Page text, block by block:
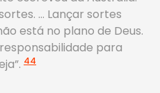
… Lançar sortes
está no plano de Deus.
para
44